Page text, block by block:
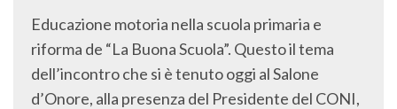
Educazione motoria nella scuola primaria e
riforma de “La Buona Scuola”. Questo il tema
dell’incontro che si è tenuto oggi al Salone
d’Onore, alla presenza del Presidente del CONI,